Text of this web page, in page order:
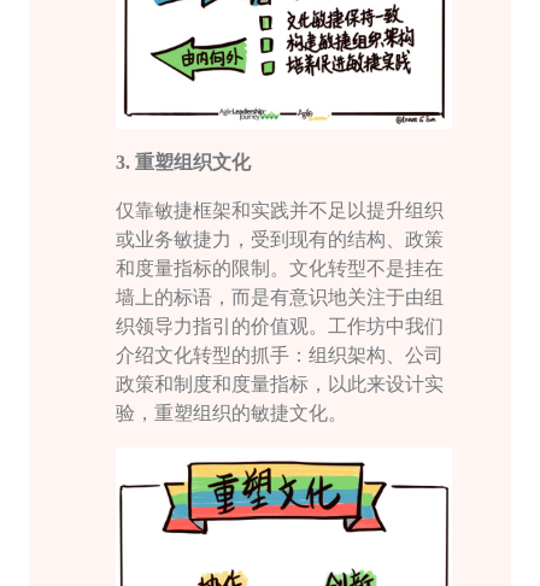
3. 重塑组织文化
仅靠敏捷框架和实践并不足以提升组织
或业务敏捷力 ，受到现有的结构、政策
和度量指标的限制。文化转型不是挂在
墙上的标语，而是有意识地关注于由组
织领导力指引的价值观。工作坊中我们
介绍文化转型的抓手：组织架构、公司
政策和制度和度量指标，以此来设计实
验，重塑组织的敏捷文化。